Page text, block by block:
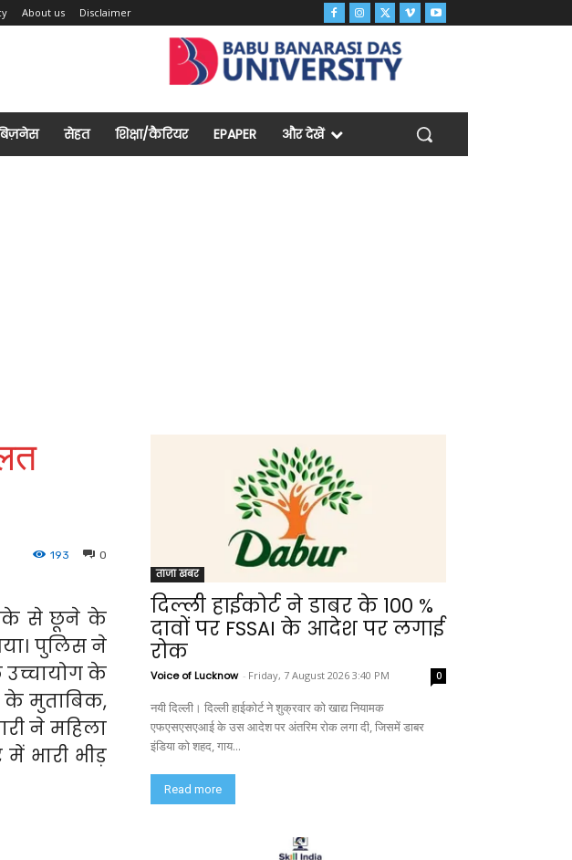
About us Disclaimer
सेहत शिक्षा/कैरियर EPAPER और देखें
0
193
से छूने के
पुलिस ने
उच्चायोग के
के मुताबिक,
ने महिला
भारी भीड़
ताजा खबर
दिल्ली हाईकोर्ट ने डाबर के 100 %
दावों पर FSSAI के आदेश पर लगाई
रोक
Voice of Lucknow - Friday, 7 August 2026 3:40 PM 0
नयी दिल्ली। दिल्ली हाईकोर्ट ने शुक्रवार को खाद्य नियामक
एफएसएसएआई के उस आदेश पर अंतरिम रोक लगा दी, जिसमें डाबर
इंडिया को शहद, गाय...
Read more